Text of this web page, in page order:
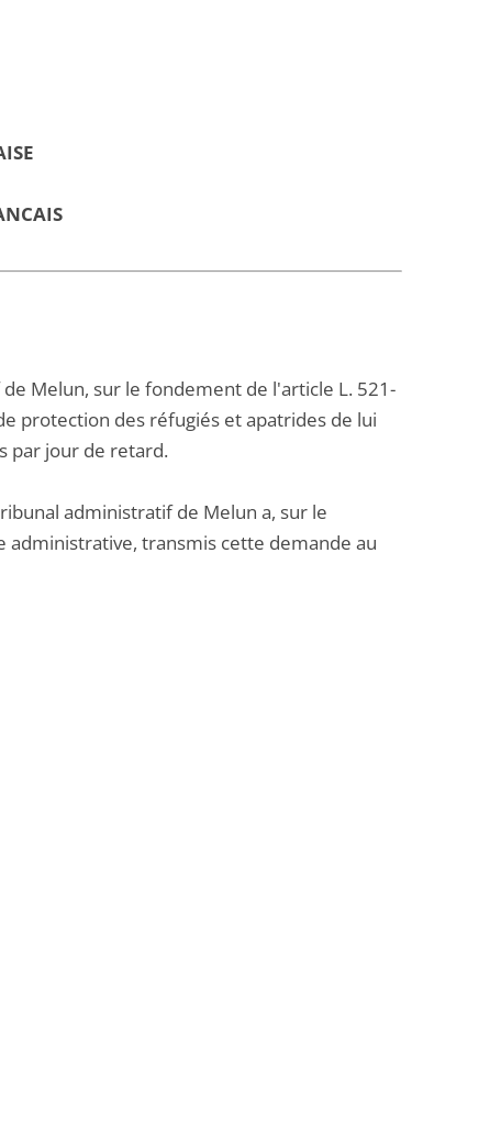
Melun, sur le fondement de l'article L. 521-
protection des réfugiés et apatrides de lui
par jour de retard.
administratif de Melun a, sur le
administrative, transmis cette demande au